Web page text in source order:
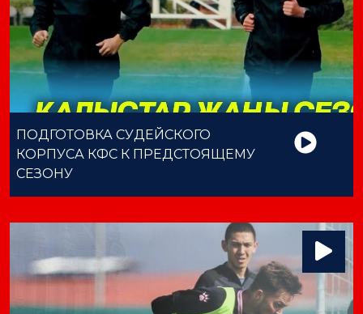
ПОДГОТОВКА СУДЕЙСКОГО
КОРПУСА КФС К ПРЕДСТОЯЩЕМУ
СЕЗОНУ